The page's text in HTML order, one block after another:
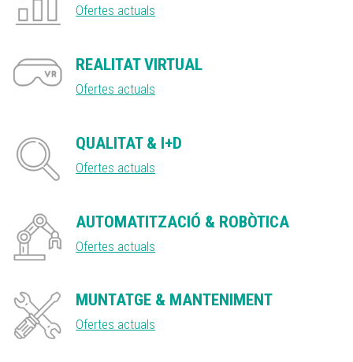
Ofertes actuals
REALITAT VIRTUAL
Ofertes actuals
QUALITAT & I+D
Ofertes actuals
AUTOMATITZACIÓ & ROBÒTICA
Ofertes actuals
MUNTATGE & MANTENIMENT
Ofertes actuals